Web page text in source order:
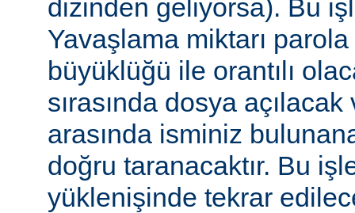
dizinden geliyorsa). Bu
Yavaşlama miktarı parola
büyüklüğü ile orantılı
sırasında dosya açılacak
arasında isminiz
doğru taranacaktır. Bu
yüklenişinde tekrar